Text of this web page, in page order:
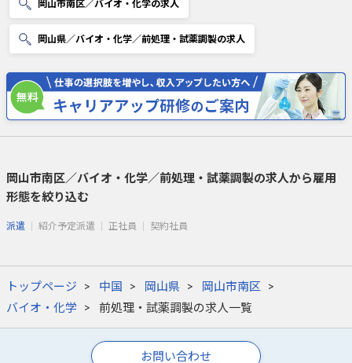
岡山市南区／バイオ・化学の求人
岡山県／バイオ・化学／前処理・試薬調製の求人
岡山市南区／バイオ・化学／前処理・試薬調製の求人から雇用
形態を絞り込む
派遣 紹介予定派遣 正社員 契約社員
トップページ 中国 岡山県
岡山市南区
バイオ・化学
前処理・試薬調製の求人一覧
お問い合わせ